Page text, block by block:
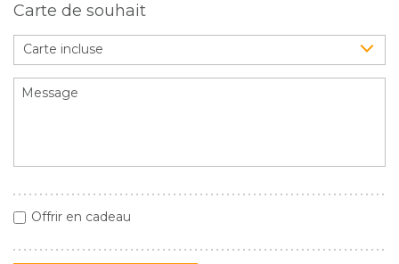
Carte de souhait
Carte incluse
Offrir en cadeau